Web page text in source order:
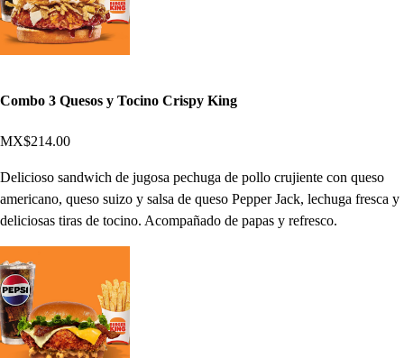
Combo 3 Quesos y Tocino Crispy King
MX$214.00
Delicioso sandwich de jugosa pechuga de pollo crujiente con queso
americano, queso suizo y salsa de queso Pepper Jack, lechuga fresca y
deliciosas tiras de tocino. Acompañado de papas y refresco.